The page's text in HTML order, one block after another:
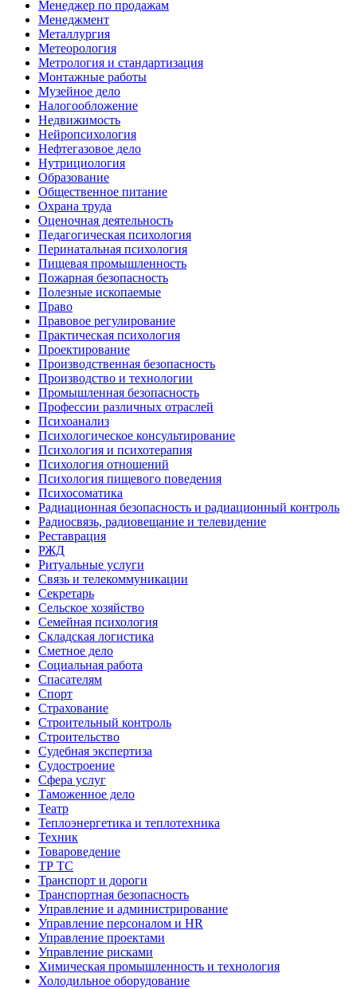
Менеджер по продажам
Менеджмент
Металлургия
Метеорология
Метрология и стандартизация
Монтажные работы
Музейное дело
Налогообложение
Недвижимость
Нейропсихология
Нефтегазовое дело
Нутрициология
Образование
Общественное питание
Охрана труда
Оценочная деятельность
Педагогическая психология
Перинатальная психология
Пищевая промышленность
Пожарная безопасность
Полезные ископаемые
Право
Правовое регулирование
Практическая психология
Проектирование
Производственная безопасность
Производство и технологии
Промышленная безопасность
Профессии различных отраслей
Психоанализ
Психологическое консультирование
Психология и психотерапия
Психология отношений
Психология пищевого поведения
Психосоматика
Радиационная безопасность и радиационный контроль
Радиосвязь, радиовещание и телевидение
Реставрация
РЖД
Ритуальные услуги
Связь и телекоммуникации
Секретарь
Сельское хозяйство
Семейная психология
Складская логистика
Сметное дело
Социальная работа
Спасателям
Спорт
Страхование
Строительный контроль
Строительство
Судебная экспертиза
Судостроение
Сфера услуг
Таможенное дело
Театр
Теплоэнергетика и теплотехника
Техник
Товароведение
ТР ТС
Транспорт и дороги
Транспортная безопасность
Управление и администрирование
Управление персоналом и HR
Управление проектами
Управление рисками
Химическая промышленность и технология
Холодильное оборудование